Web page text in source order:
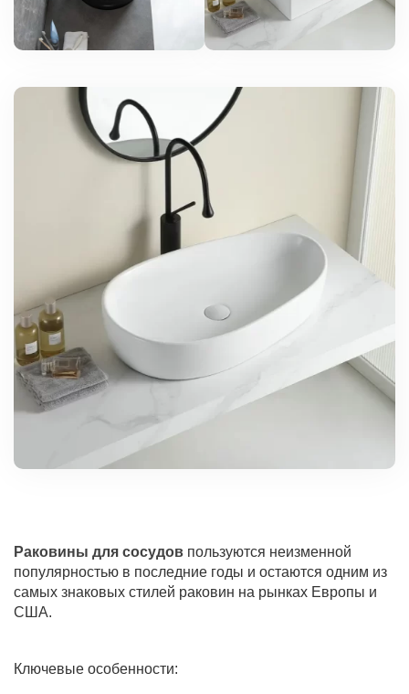
Раковины для сосудов пользуются неизменной
популярностью в последние годы и остаются одним из
самых знаковых стилей раковин на рынках Европы и
США.
Ключевые особенности: